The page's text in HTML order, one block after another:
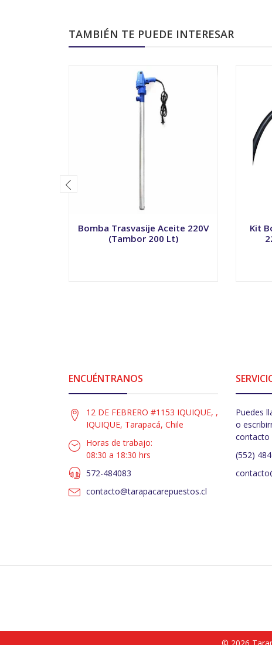
TAMBIÉN TE PUEDE INTERESAR
Bomba Trasvasije Aceite 220V
(Tambor 200 Lt)
Kit
ENCUÉNTRANOS
12 DE FEBRERO #1153 IQUIQUE, ,
IQUIQUE, Tarapacá, Chile
Horas de trabajo:
08:30 a 18:30 hrs
572-484083
contacto@tarapacarepuestos.cl
Puedes
o
contacto
(552)